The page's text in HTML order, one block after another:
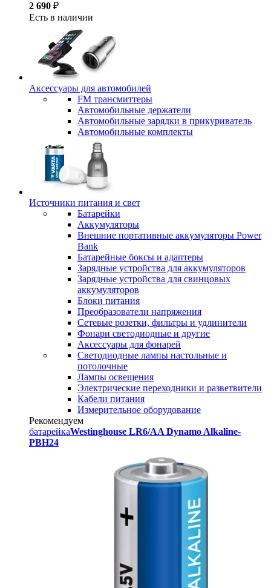
2 690 ₽
Есть в наличии
Аксессуары для автомобилей
FM трансмиттеры
Автомобильные держатели
Автомобильные зарядки в прикуриватель
Автомобильные комплекты
Источники питания и свет
Батарейки
Аккумуляторы
Внешние портативные аккумуляторы Power
Bank
Батарейные боксы и адаптеры
Зарядные устройства для аккумуляторов
Зарядные устройства для свинцовых
аккумуляторов
Блоки питания
Преобразователи напряжения
Сетевые розетки, фильтры и удлинители
Фонари светодиодные и другие
Аксессуары для фонарей
Светодиодные лампы настольные и
потолочные
Лампы освещения
Электрические переходники и разветвители
Кабели питания
Измерительное оборудование
Рекомендуем
батарейкаWestinghouse LR6/AA Dynamo Alkaline-
PBH24